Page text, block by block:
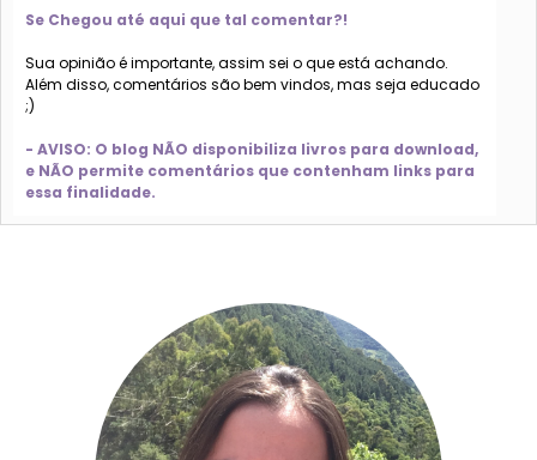
Se Chegou até aqui que tal comentar?!
Sua opinião é importante, assim sei o que está achando.
Além disso, comentários são bem vindos, mas seja educado
;)
- AVISO: O blog NÃO disponibiliza livros para download,
e NÃO permite comentários que contenham links para
essa finalidade.